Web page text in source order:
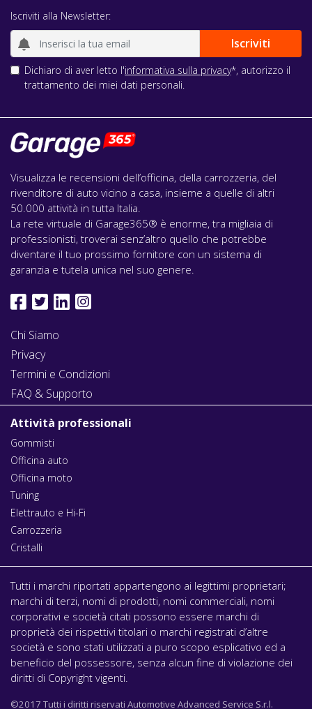
Iscriviti alla Newsletter:
Dichiaro di aver letto l'informativa sulla privacy*, autorizzo il
trattamento dei miei dati personali.
Visualizza le recensioni dell’officina, della carrozzeria, del
rivenditore di auto vicino a casa, insieme a quelle di altri
50.000 attività in tutta Italia.
La rete virtuale di Garage365® è enorme, tra migliaia di
professionisti, troverai senz’altro quello che potrebbe
diventare il tuo prossimo fornitore con un sistema di
garanzia e tutela unica nel suo genere.
Chi Siamo
Privacy
Termini e Condizioni
FAQ & Supporto
Attività professionali
Gommisti
Officina auto
Officina moto
Tuning
Elettrauto e Hi-Fi
Carrozzeria
Cristalli
Tutti i marchi riportati appartengono ai legittimi proprietari;
marchi di terzi, nomi di prodotti, nomi commerciali, nomi
corporativi e società citati possono essere marchi di
proprietà dei rispettivi titolari o marchi registrati d’altre
società e sono stati utilizzati a puro scopo esplicativo ed a
beneficio del possessore, senza alcun fine di violazione dei
diritti di Copyright vigenti.
©2017 Tutti i diritti riservati Automotive Advanced Service S.r.l.